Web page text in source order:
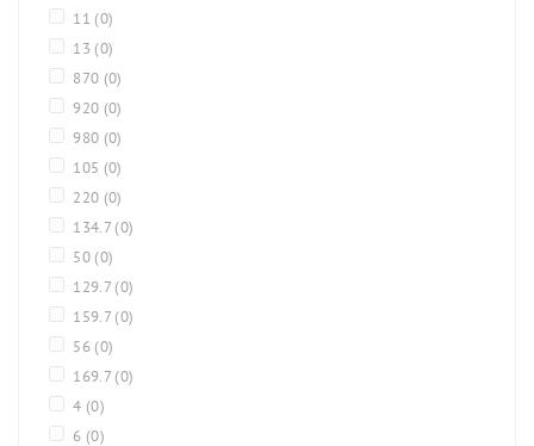
11 (0)
13 (0)
870 (0)
920 (0)
980 (0)
105 (0)
220 (0)
134.7 (0)
50 (0)
129.7 (0)
159.7 (0)
56 (0)
169.7 (0)
4 (0)
6 (0)